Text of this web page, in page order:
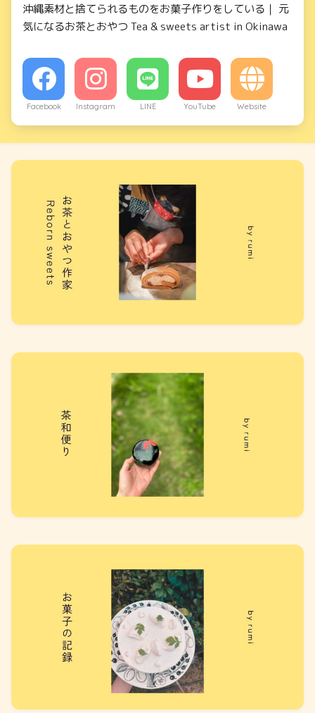
沖縄素材と捨てられるものをお菓子作りをしている｜ 元
気になるお茶とおやつ Tea & sweets artist in Okinawa
Facebook Instagram LINE YouTube Website